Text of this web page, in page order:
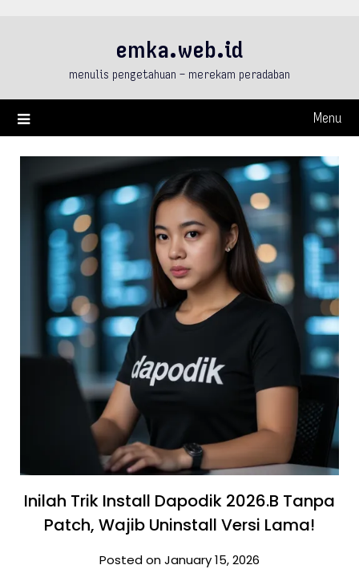
emka.web.id
menulis pengetahuan – merekam peradaban
Menu
Inilah Trik Install Dapodik 2026.B Tanpa
Patch, Wajib Uninstall Versi Lama!
Posted on January 15, 2026